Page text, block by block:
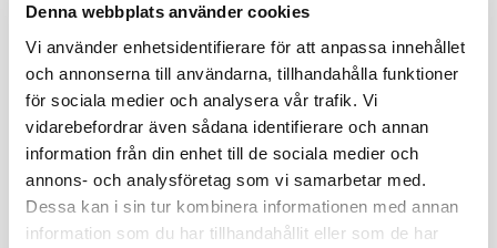
Denna webbplats använder cookies
Vi använder enhetsidentifierare för att anpassa innehållet
och annonserna till användarna, tillhandahålla funktioner
för sociala medier och analysera vår trafik. Vi
vidarebefordrar även sådana identifierare och annan
information från din enhet till de sociala medier och
annons- och analysföretag som vi samarbetar med.
Dessa kan i sin tur kombinera informationen med annan
information som du har tillhandahållit eller som de har
-Löstagbart bollnät (som kan förvaras i en av fickorna när man
inte använder det).
-Två stora sidofickor, varav en med dragkedja.
-Stor öppning för enkel packning och åtkomst.
-Skönt vadderade bärremmar.
-Reflexband på sidor, lock och bärremmar för 360 graders
synlighet.
-Litet innerfack med dragkedja för värdesaker.
-Gummiförstärkt botten.